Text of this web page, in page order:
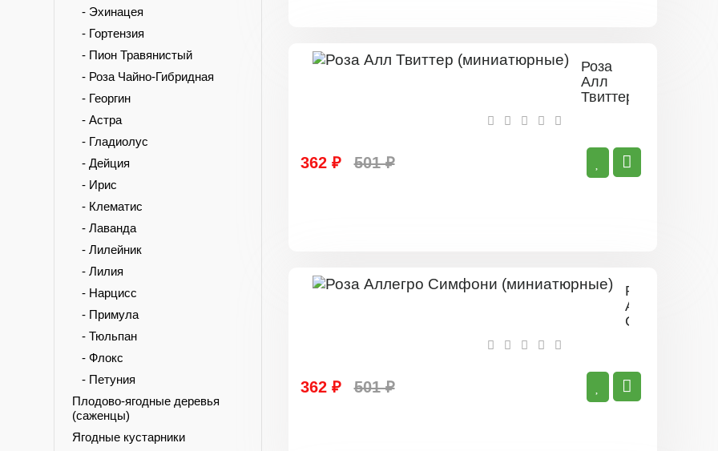
- Эхинацея
- Гортензия
- Пион Травянистый
- Роза Чайно-Гибридная
- Георгин
- Астра
- Гладиолус
- Дейция
- Ирис
- Клематис
- Лаванда
- Лилейник
- Лилия
- Нарцисс
- Примула
- Тюльпан
- Флокс
- Петуния
Плодово-ягодные деревья
(саженцы)
Ягодные кустарники
Роза
Алл
Твиттер
362 ₽ 501 ₽
Роза
Аллегро
Симфони
362 ₽ 501 ₽